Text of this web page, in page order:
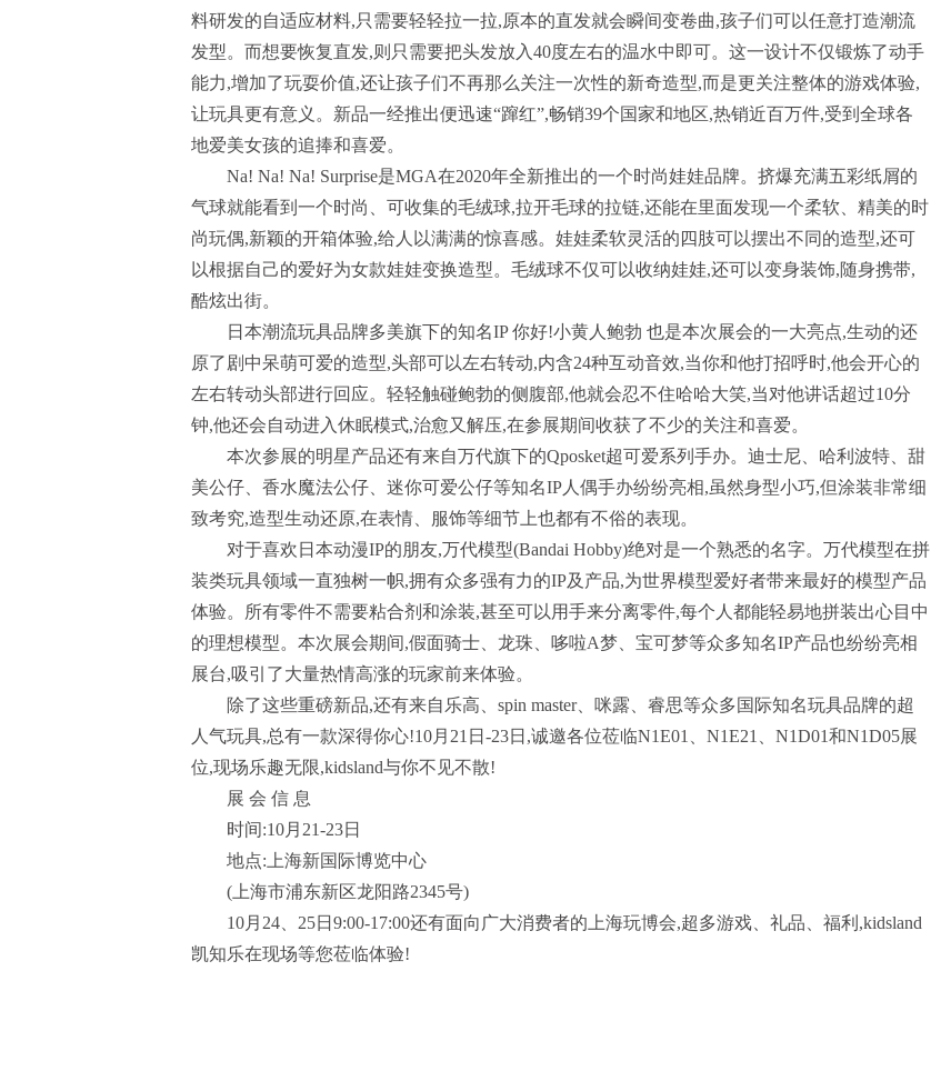
料研发的自适应材料,只需要轻轻拉一拉,原本的直发就会瞬间变卷曲,孩子们可以任意打造潮流
发型。而想要恢复直发,则只需要把头发放入40度左右的温水中即可。这一设计不仅锻炼了动手
能力,增加了玩耍价值,还让孩子们不再那么关注一次性的新奇造型,而是更关注整体的游戏体验,
让玩具更有意义。新品一经推出便迅速“蹿红”,畅销39个国家和地区,热销近百万件,受到全球各
地爱美女孩的追捧和喜爱。
Na! Na! Na! Surprise是MGA在2020年全新推出的一个时尚娃娃品牌。挤爆充满五彩纸屑的
气球就能看到一个时尚、可收集的毛绒球,拉开毛球的拉链,还能在里面发现一个柔软、精美的时
尚玩偶,新颖的开箱体验,给人以满满的惊喜感。娃娃柔软灵活的四肢可以摆出不同的造型,还可
以根据自己的爱好为女款娃娃变换造型。毛绒球不仅可以收纳娃娃,还可以变身装饰,随身携带,
酷炫出街。
日本潮流玩具品牌多美旗下的知名IP 你好!小黄人鲍勃 也是本次展会的一大亮点,生动的还
原了剧中呆萌可爱的造型,头部可以左右转动,内含24种互动音效,当你和他打招呼时,他会开心的
左右转动头部进行回应。轻轻触碰鲍勃的侧腹部,他就会忍不住哈哈大笑,当对他讲话超过10分
钟,他还会自动进入休眠模式,治愈又解压,在参展期间收获了不少的关注和喜爱。
本次参展的明星产品还有来自万代旗下的Qposket超可爱系列手办。迪士尼、哈利波特、甜
美公仔、香水魔法公仔、迷你可爱公仔等知名IP人偶手办纷纷亮相,虽然身型小巧,但涂装非常细
致考究,造型生动还原,在表情、服饰等细节上也都有不俗的表现。
对于喜欢日本动漫IP的朋友,万代模型(Bandai Hobby)绝对是一个熟悉的名字。万代模型在拼
装类玩具领域一直独树一帜,拥有众多强有力的IP及产品,为世界模型爱好者带来最好的模型产品
体验。所有零件不需要粘合剂和涂装,甚至可以用手来分离零件,每个人都能轻易地拼装出心目中
的理想模型。本次展会期间,假面骑士、龙珠、哆啦A梦、宝可梦等众多知名IP产品也纷纷亮相
展台,吸引了大量热情高涨的玩家前来体验。
除了这些重磅新品,还有来自乐高、spin master、咪露、睿思等众多国际知名玩具品牌的超
人气玩具,总有一款深得你心!10月21日-23日,诚邀各位莅临N1E01、N1E21、N1D01和N1D05展
位,现场乐趣无限,kidsland与你不见不散!
展 会 信 息
时间:10月21-23日
地点:上海新国际博览中心
(上海市浦东新区龙阳路2345号)
10月24、25日9:00-17:00还有面向广大消费者的上海玩博会,超多游戏、礼品、福利,kidsland
凯知乐在现场等您莅临体验!